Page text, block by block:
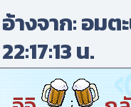
อ้างจาก: อม
22:17:13 น.